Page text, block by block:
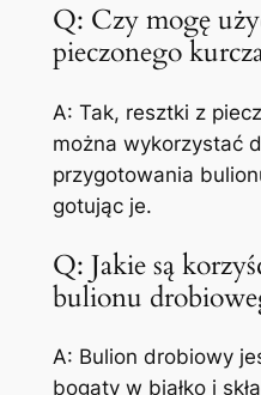
Q: Czy mogę
pieczonego
A: Tak, resztki z
można wykorzystać
przygotowania
gotując je.
Q: Jakie są
bulionu
A: Bulion drobiowy
bogaty w białko i